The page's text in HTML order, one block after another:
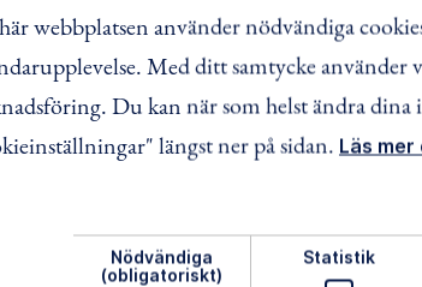
härliga möten med andra
är helg full av med spännande prova-på-
tävlingar och massa av smarrig mat.
på vår verksamhet.
webbplatsen använder nödvändiga
Med ditt samtycke använder
Du kan när som helst ändra
längst ner på sidan. Läs mer
Nödvändiga
(obligatoriskt)
Statistik